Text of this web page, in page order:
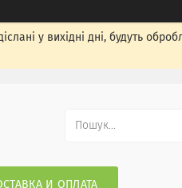
у вихідні дні, будуть
И ОПЛАТА